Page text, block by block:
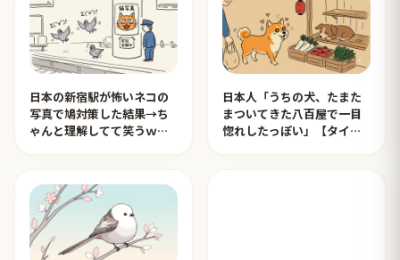
日本の新宿駅が怖いネコの
写真で鳩対策した結果→ち
ゃんと理解してて笑うｗｗ
日本人「うちの犬、たまた
まついてきた八百屋で一目
惚れしたっぽい」【タイ人